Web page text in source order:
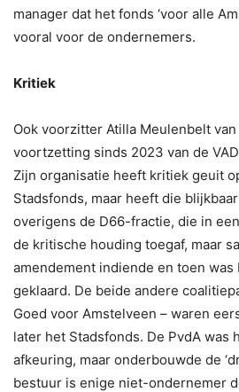
manager dat het fonds ‘voor alle
vooral voor de ondernemers.
Kritiek
Ook voorzitter Atilla Meulenbelt
voortzetting sinds 2023 van de
Zijn organisatie heeft kritiek geuit
Stadsfonds, maar heeft die
overigens de D66-fractie, die in
de kritische houding toegaf, maar
amendement indiende en toen
geklaard. De beide andere
Goed voor Amstelveen – waren
later het Stadsfonds. De PvdA was
afkeuring, maar onderbouwde de
bestuur is enige niet-ondernemer